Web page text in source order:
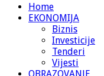
Home
EKONOMIJA
Biznis
Investicije
Tenderi
Vijesti